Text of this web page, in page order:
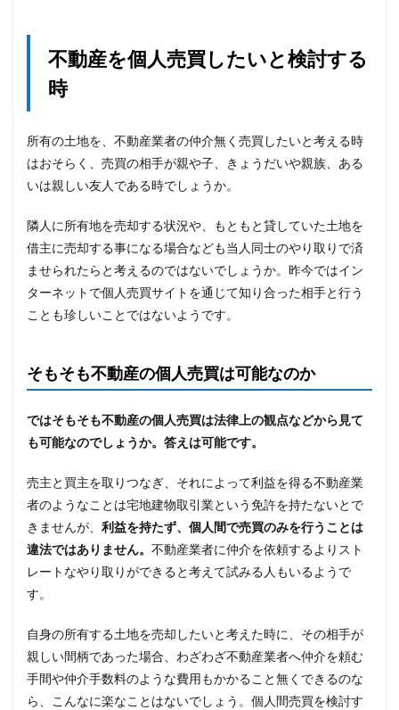
不動産を個人売買したいと検討する
時
所有の土地を、不動産業者の仲介無く売買したいと考える時
はおそらく、売買の相手が親や子、きょうだいや親族、ある
いは親しい友人である時でしょうか。
隣人に所有地を売却する状況や、もともと貸していた土地を
借主に売却する事になる場合なども当人同士のやり取りで済
ませられたらと考えるのではないでしょうか。昨今ではイン
ターネットで個人売買サイトを通じて知り合った相手と行う
ことも珍しいことではないようです。
そもそも不動産の個人売買は可能なのか
ではそもそも不動産の個人売買は法律上の観点などから見て
も可能なのでしょうか。答えは可能です。
売主と買主を取りつなぎ、それによって利益を得る不動産業
者のようなことは宅地建物取引業という免許を持たないとで
きませんが、 利益を持たず、個人間で売買のみを行うことは
違法ではありません。 不動産業者に仲介を依頼するよりスト
レートなやり取りができると考えて試みる人もいるようで
す。
自身の所有する土地を売却したいと考えた時に、その相手が
親しい間柄であった場合、わざわざ不動産業者へ仲介を頼む
手間や仲介手数料のような費用もかかること無くできるのな
ら、こんなに楽なことはないでしょう。個人間売買を検討す